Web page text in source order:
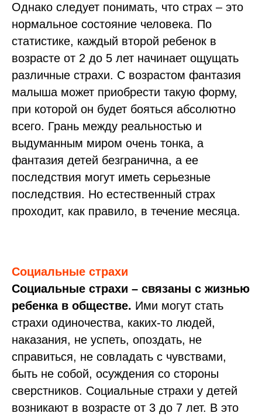
Однако следует понимать, что страх – это
нормальное состояние человека. По
статистике, каждый второй ребенок в
возрасте от 2 до 5 лет начинает ощущать
различные страхи. С возрастом фантазия
малыша может приобрести такую форму,
при которой он будет бояться абсолютно
всего. Грань между реальностью и
выдуманным миром очень тонка, а
фантазия детей безгранична, а ее
последствия могут иметь серьезные
последствия. Но естественный страх
проходит, как правило, в течение месяца.
Социальные страхи
Социальные страхи – связаны с жизнью
ребенка в обществе. Ими могут стать
страхи одиночества, каких-то людей,
наказания, не успеть, опоздать, не
справиться, не совладать с чувствами,
быть не собой, осуждения со стороны
сверстников. Социальные страхи у детей
возникают в возрасте от 3 до 7 лет. В это